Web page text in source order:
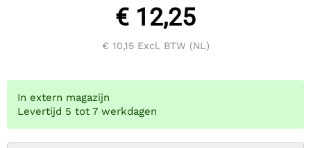
€ 12,25
€ 10,15Excl. BTW (NL)
In extern magazijn
Levertijd 5 tot 7 werkdagen